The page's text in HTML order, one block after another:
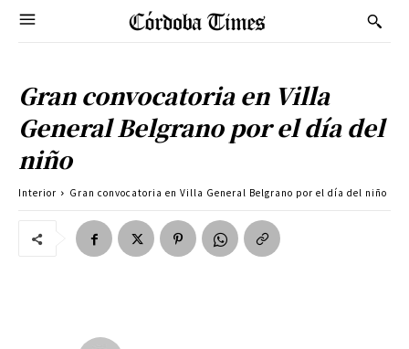
Gran convocatoria en Villa
General Belgrano por el día del
niño
Interior Gran convocatoria en Villa General Belgrano por el día del niño